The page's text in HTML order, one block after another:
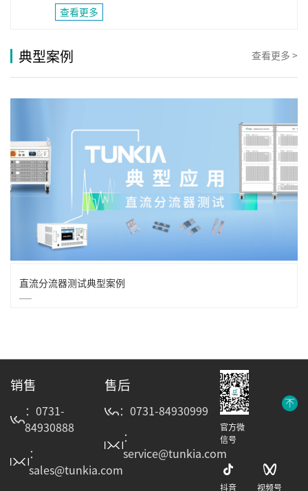
查看更多
典型案例 查看更多 >
直流分流器测试典型案例
销售
：0731-
84930888
：
sales@tunkia.com
售后
：0731-84930999
：
service@tunkia.com
官方微
信号
抖音 视频号